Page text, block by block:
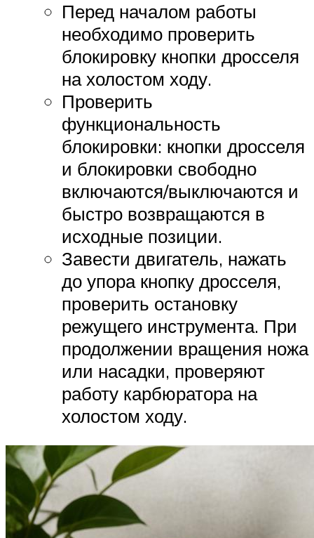
Перед началом работы
необходимо проверить
блокировку кнопки дросселя
на холостом ходу.
Проверить
функциональность
блокировки: кнопки дросселя
и блокировки свободно
включаются/выключаются и
быстро возвращаются в
исходные позиции.
Завести двигатель, нажать
до упора кнопку дросселя,
проверить остановку
режущего инструмента. При
продолжении вращения ножа
или насадки, проверяют
работу карбюратора на
холостом ходу.